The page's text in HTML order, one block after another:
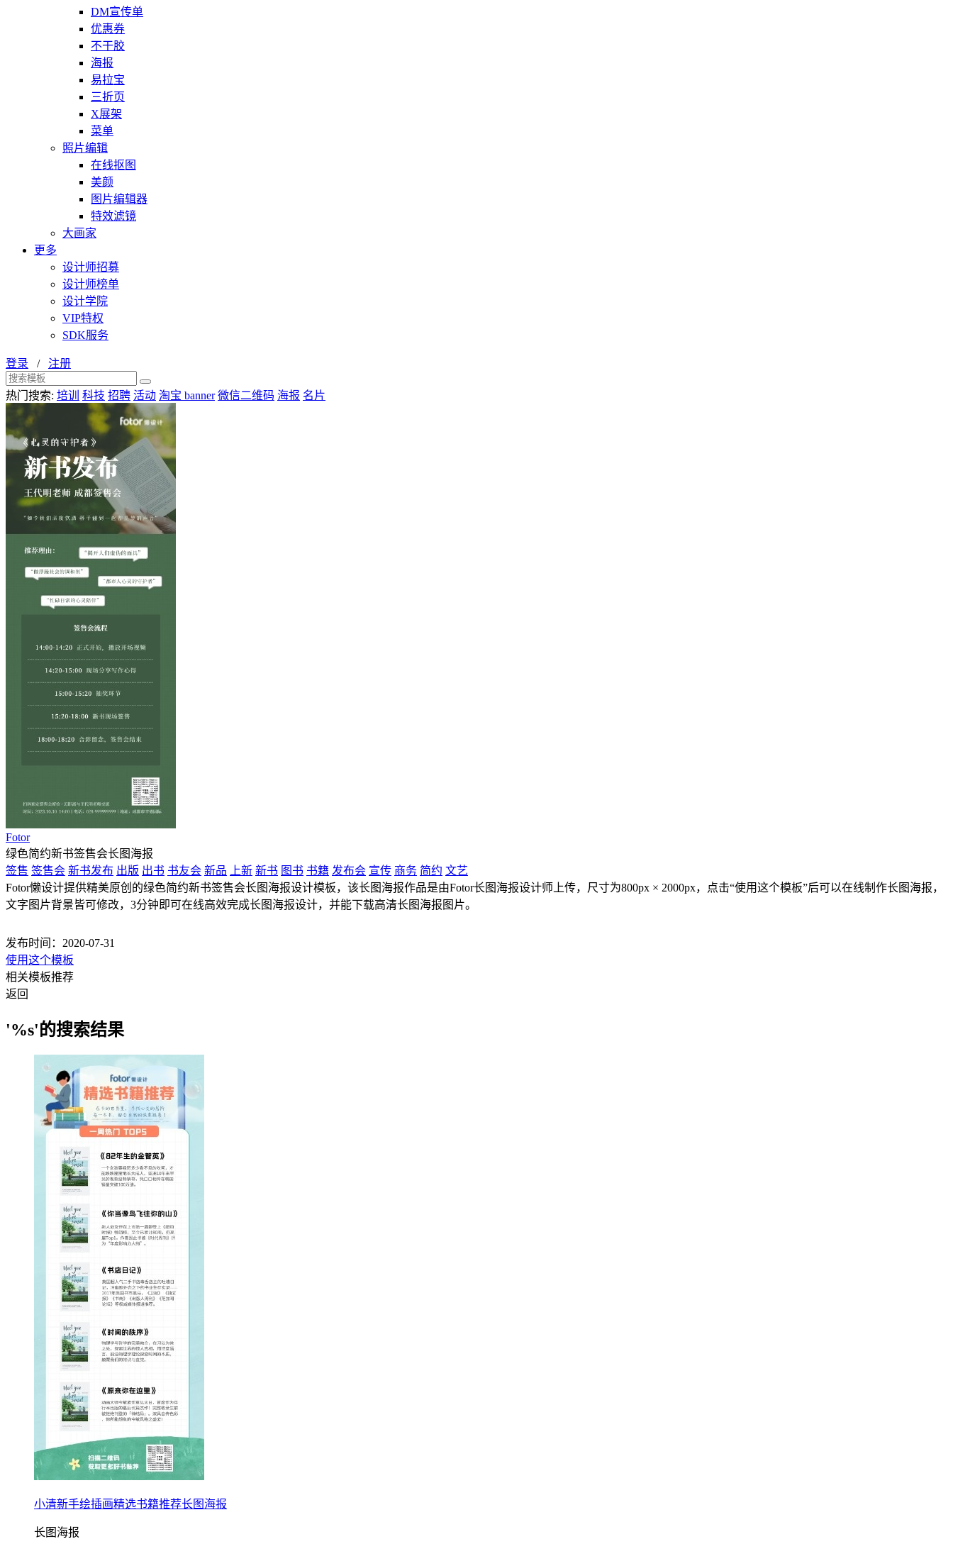
DM宣传单
优惠券
不干胶
海报
易拉宝
三折页
X展架
菜单
照片编辑
在线抠图
美颜
图片编辑器
特效滤镜
大画家
更多
设计师招募
设计师榜单
设计学院
VIP特权
SDK服务
登录 / 注册
热门搜索: 培训 科技 招聘 活动 淘宝 banner 微信二维码 海报 名片
Fotor
绿色简约新书签售会长图海报
签售 签售会 新书发布 出版 出书 书友会 新品 上新 新书 图书 书籍 发布会 宣传 商务 简约 文艺
Fotor懒设计提供精美原创的绿色简约新书签售会长图海报设计模板，该长图海报作品是由Fotor长图海报设计师上传，尺寸为800px × 2000px，点击“使用这个模板”后可以在线制作长图海报，
文字图片背景皆可修改，3分钟即可在线高效完成长图海报设计，并能下载高清长图海报图片。
发布时间：2020-07-31
使用这个模板
相关模板推荐
返回
'%s'的搜索结果
小清新手绘插画精选书籍推荐长图海报
长图海报